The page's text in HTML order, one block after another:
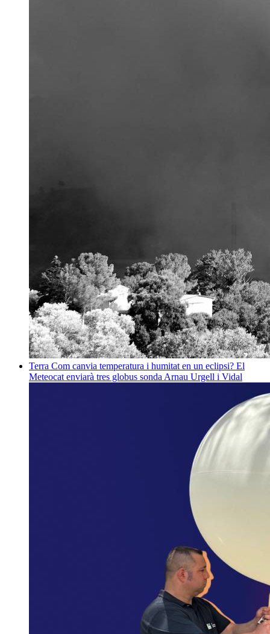
Terra Com canvia temperatura i humitat en un eclipsi? El
Meteocat enviarà tres globus sonda Arnau Urgell i Vidal